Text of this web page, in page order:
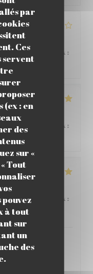
par
Ces
(ex : en
des
sur «
Tout
à tout
sur
un
des
:5/5 Qualité / Prix :
/5 Qualité / Prix :
:5/5 Qualité / Prix :
The
was really
17